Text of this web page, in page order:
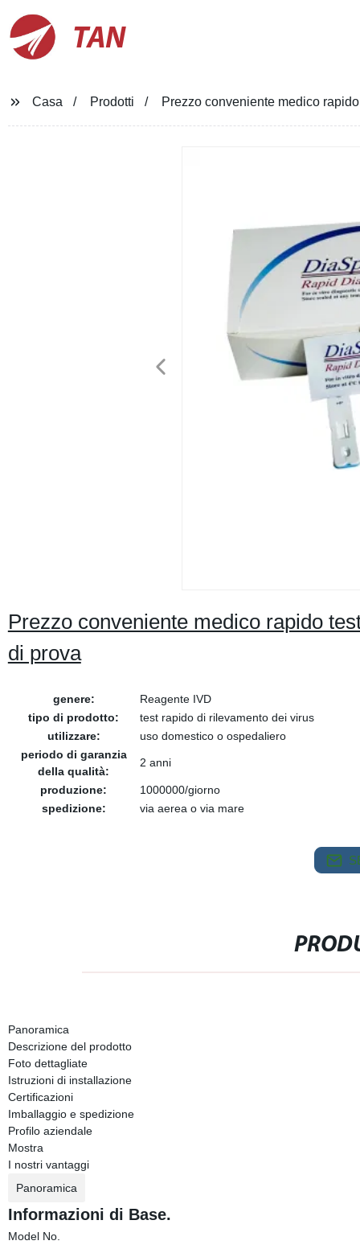
TAN
Casa Prodotti Prezzo conveniente medico
Prezzo conveniente medico rapido
di prova
genere:
Reagente IVD
tipo di prodotto:
test rapido di rilevamento dei virus
utilizzare:
uso domestico o ospedaliero
periodo di garanzia
della qualità:
2 anni
produzione:
1000000/giorno
spedizione:
via aerea o via mare
Panoramica
Descrizione del prodotto
Foto dettagliate
Istruzioni di installazione
Certificazioni
Imballaggio e spedizione
Profilo aziendale
Mostra
I nostri vantaggi
Panoramica
Informazioni di Base.
Model No.